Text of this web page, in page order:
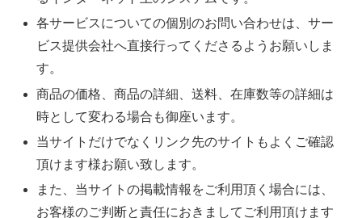
各サービスについての個別のお問い合わせは、サー
ビス提供会社へ直接行ってくださるようお願いしま
す。
商品の価格、商品の詳細、送料、在庫数等の詳細は
時として変わる場合も御座います。
当サイトだけでなくリンク先のサイトもよくご確認
頂けます様お願い致します。
また、当サイトの掲載情報をご利用頂く場合には、
お客様のご判断と責任におきましてご利用頂けます